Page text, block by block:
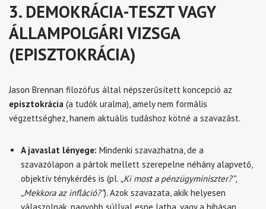
3. DEMOKRÁCIA-TESZT VAGY
ÁLLAMPOLGÁRI VIZSGA
(EPISZTOKRÁCIA)
Jason Brennan filozófus által népszerűsített koncepció az
episztokrácia (a tudók uralma), amely nem formális
végzettséghez, hanem aktuális tudáshoz kötné a szavazást.
A javaslat lényege: Mindenki szavazhatna, de a
szavazólapon a pártok mellett szerepelne néhány alapvető,
objektív ténykérdés is (pl. „Ki most a pénzügyminiszter?”,
„Mekkora az infláció?”). Azok szavazata, akik helyesen